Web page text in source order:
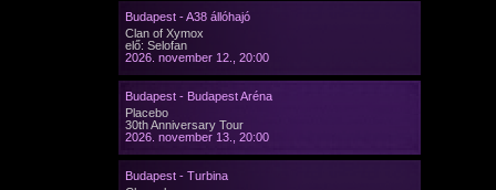
Budapest - A38 állóhajó
Clan of Xymox
elő: Selofan
2026. november 12., 20:00
Budapest - Budapest Aréna
Placebo
30th Anniversary Tour
2026. november 13., 20:00
Budapest - Turbina